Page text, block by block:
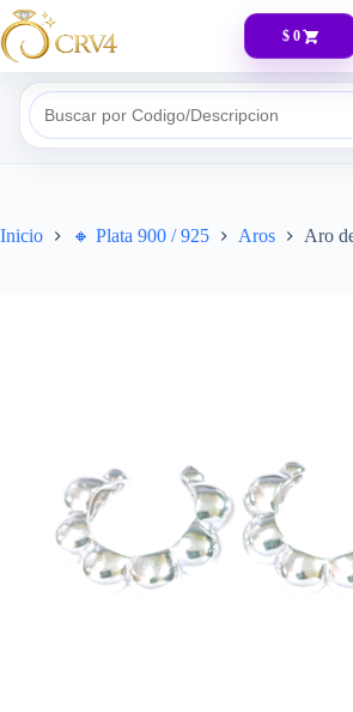
$ 0
Buscar por Codigo/Descripcion
Inicio 🔸​ Plata 900 / 925 Aros Aro